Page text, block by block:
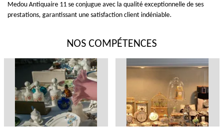
Medou Antiquaire 11 se conjugue avec la qualité exceptionnelle de ses
prestations, garantissant une satisfaction client indéniable.
NOS COMPÉTENCES